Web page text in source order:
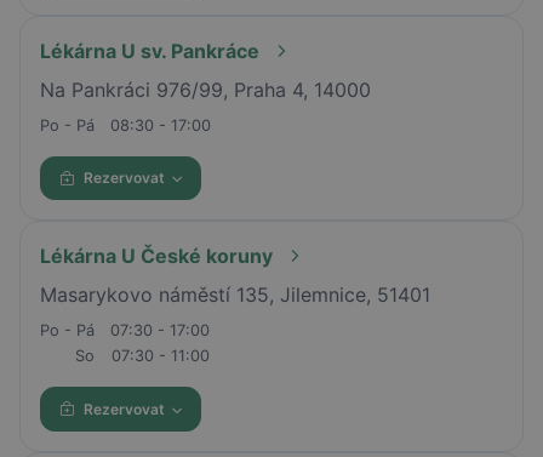
Lékárna U sv. Pankráce
Na Pankráci 976/99, Praha 4, 14000
Po - Pá 08:30 - 17:00
Rezervovat
Lékárna U České koruny
Masarykovo náměstí 135, Jilemnice, 51401
Po - Pá
07:30 - 17:00
So
07:30 - 11:00
Rezervovat